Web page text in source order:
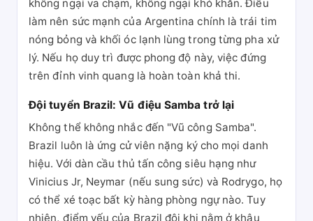
không ngại va chạm, không ngại khó khăn. Điều
làm nên sức mạnh của Argentina chính là trái tim
nóng bỏng và khối óc lạnh lùng trong từng pha xử
lý. Nếu họ duy trì được phong độ này, việc đứng
trên đỉnh vinh quang là hoàn toàn khả thi.
Đội tuyển Brazil: Vũ điệu Samba trở lại
Không thể không nhắc đến "Vũ công Samba".
Brazil luôn là ứng cử viên nặng ký cho mọi danh
hiệu. Với dàn cầu thủ tấn công siêu hạng như
Vinicius Jr, Neymar (nếu sung sức) và Rodrygo, họ
có thể xé toạc bất kỳ hàng phòng ngự nào. Tuy
nhiên, điểm yếu của Brazil đôi khi nằm ở khâu